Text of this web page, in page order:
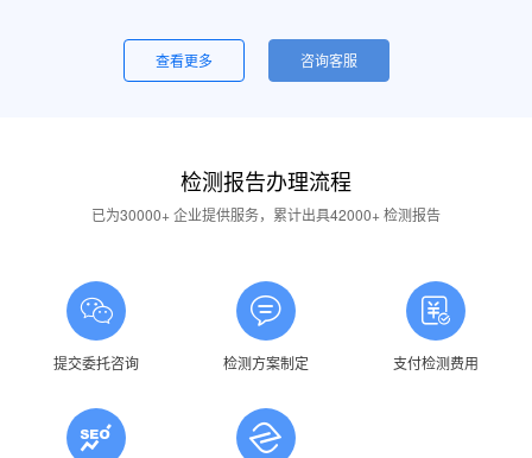
一般是润滑油质量问题，合格的润滑油使用中不应出现大量泡沫，
用户不应采用会产生泡沫的润滑油。还有一个可能的原因是混油可能
答：一般情况下油品发白是由于油箱进水后造成的，是乳化现象，
应避免水进入润滑油箱体或避免雨水进入已开封的油桶中。具体操作
润滑油的号数是什么意思？
答：根据ISO标准，工业润滑油按40℃ 温度条件下测定的粘度分
为若干个粘度等级，数据越大则粘度越高，因此润滑油的号数指其粘
润滑油粘度高是否说明润滑油质量好？
查看更多 咨询客服
检测报告办理流程
已为30000+ 企业提供服务，累计出具42000+ 检测报告
提交委托咨询 检测方案制定 支付检测费用